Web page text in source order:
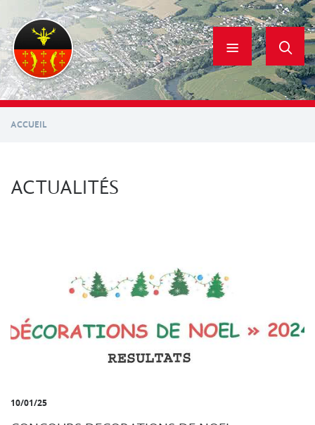
contenu
principal
ACCUEIL
ACTUALITÉS
10/01/25